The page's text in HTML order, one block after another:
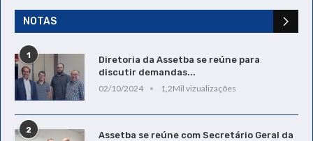
NOTAS
1
Diretoria da Assetba se reúne para
discutir demandas...
02/10/2024
1,2Mil vizualizações
2
Assetba se reúne com Secretário Geral da